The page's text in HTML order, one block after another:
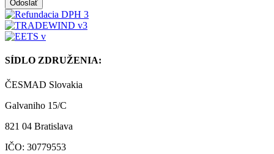
Odoslať
SÍDLO ZDRUŽENIA:
ČESMAD Slovakia
Galvaniho 15/C
821 04 Bratislava
IČO: 30779553